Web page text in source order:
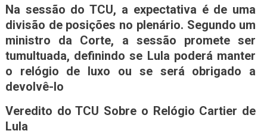
Na sessão do TCU, a expectativa é de uma
divisão de posições no plenário. Segundo um
ministro da Corte, a sessão promete ser
tumultuada, definindo se Lula poderá manter
o relógio de luxo ou se será obrigado a
devolvê-lo
Veredito do TCU Sobre o Relógio Cartier de
Lula